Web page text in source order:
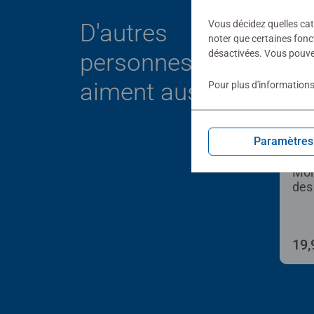
D'autres
personnes
aiment aussi
Vous décidez quelles
noter que certaines
désactivées. Vous
Pour plus
Paramètres